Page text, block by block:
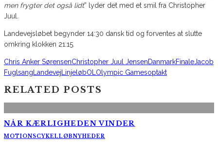
men frygter det også lidt” lyder det med et smil fra Christopher
Juul.
Landevejsløbet begynder 14:30 dansk tid og forventes at slutte
omkring klokken 21:15.
Chris Anker SørensenChristopher Juul JensenDanmarkFinaleJacob
FuglsangLandevejLinjeløbOLOlympic Gamesoptakt
RELATED POSTS
NÅR KÆRLIGHEDEN VINDER
MOTIONSCYKELLØBNYHEDER